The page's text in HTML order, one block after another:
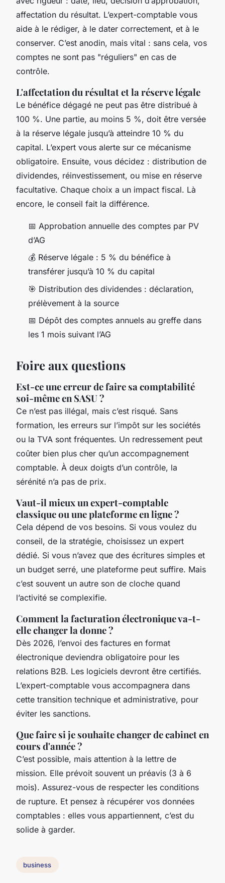
affectation du résultat. L’expert-comptable vous
aide à le rédiger, à le dater correctement, et à le
conserver. C’est anodin, mais vital : sans cela, vos
comptes ne sont pas "réguliers" en cas de
contrôle.
L'affectation du résultat et la réserve légale
Le bénéfice dégagé ne peut pas être distribué à
100 %. Une partie, au moins 5 %, doit être versée
à la réserve légale jusqu’à atteindre 10 % du
capital. L’expert vous alerte sur ce mécanisme
obligatoire. Ensuite, vous décidez : distribution de
dividendes, réinvestissement, ou mise en réserve
facultative. Chaque choix a un impact fiscal. Là
encore, le conseil fait la différence.
📅 Approbation annuelle des comptes par PV
d’AG
💰 Réserve légale : 5 % du bénéfice à
transférer jusqu’à 10 % du capital
🎯 Distribution des dividendes : déclaration,
prélèvement à la source
📅 Dépôt des comptes annuels au greffe dans
les 1 mois suivant l’AG
Foire aux questions
Est-ce une erreur de faire sa comptabilité
soi-même en SASU ?
Ce n’est pas illégal, mais c’est risqué. Sans
formation, les erreurs sur l’impôt sur les sociétés
ou la TVA sont fréquentes. Un redressement peut
coûter bien plus cher qu’un accompagnement
comptable. À deux doigts d’un contrôle, la
sérénité n’a pas de prix.
Vaut-il mieux un expert-comptable
classique ou une plateforme en ligne ?
Cela dépend de vos besoins. Si vous voulez du
conseil, de la stratégie, choisissez un expert
dédié. Si vous n’avez que des écritures simples et
un budget serré, une plateforme peut suffire. Mais
c’est souvent un autre son de cloche quand
l’activité se complexifie.
Comment la facturation électronique va-t-
elle changer la donne ?
Dès 2026, l’envoi des factures en format
électronique deviendra obligatoire pour les
relations B2B. Les logiciels devront être certifiés.
L’expert-comptable vous accompagnera dans
cette transition technique et administrative, pour
éviter les sanctions.
Que faire si je souhaite changer de cabinet en
cours d'année ?
C’est possible, mais attention à la lettre de
mission. Elle prévoit souvent un préavis (3 à 6
mois). Assurez-vous de respecter les conditions
de rupture. Et pensez à récupérer vos données
comptables : elles vous appartiennent, c’est du
solide à garder.
business